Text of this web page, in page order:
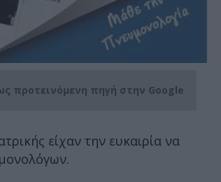
προτεινόμενη πηγή στην Google
είχαν την ευκαιρία να